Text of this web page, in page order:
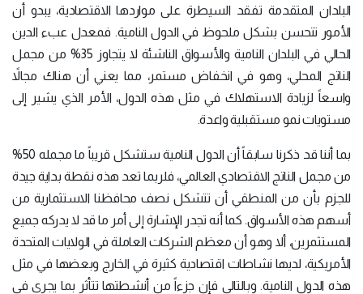
البلدان المتقدمة تفقد السيطرة على مواردها الاقتصادية، يبدو أن
الأمور تتحسن بشكل ملحوظ في الدول النامية. فمعدل عبء الدين
الحالي في البلدان النامية والأسواق الناشئة لا يتجاوز 35% من مجمل
الناتج المحلي، وهو في انخفاض مستمر، مما يعني أن هناك مجالاً
واسعاً لزيادة الاستهلاك في مثل هذه الدول، الأمر الذي يشير إلى
مستويات نمو مستقبلية واعدة.
بما أننا قد ذكرنا سابقاً أن الدول النامية ستشكل قريباً ما مجمله 50%
من مجمل الناتج الاقتصادي العالمي، فلربما تعد هذه نقطة بداية جيدة
للجزم بأن من المنطقي أن تتشكل نصف محافظنا الاستثمارية من
أسهم هذه الأسواق. كما أنه تجدر الإشارة إلى أمر ما قد لا يدركه جميع
المستثمرين، ألا وهو أن معظم الشركات العاملة في الولايات المتحدة
الأمريكية، لديها نشاطات اقتصادية كثيرة في الخارج وبعضها في مثل
هذه الدول النامية. وبالتالي فإن جزءاً من أنشطتها تتأثر بما يجري في